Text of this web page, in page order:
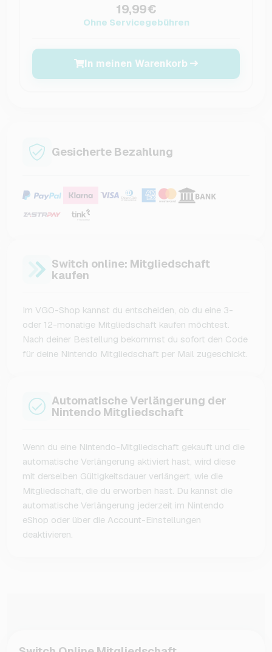
19,99€
Ohne Servicegebühren
In meinen Warenkorb
Gesicherte Bezahlung
Switch online: Mitgliedschaft
kaufen
Im VGO-Shop kannst du entscheiden, ob du eine 3-
oder 12-monatige Mitgliedschaft kaufen möchtest.
Nach deiner Bestellung bekommst du sofort den Code
für deine Nintendo Mitgliedschaft per Mail zugeschickt.
Automatische Verlängerung der
Nintendo Mitgliedschaft
Wenn du eine Nintendo-Mitgliedschaft gekauft und die
automatische Verlängerung aktiviert hast, wird diese
mit derselben Gültigkeitsdauer verlängert, wie die
Mitgliedschaft, die du erworben hast. Du kannst die
automatische Verlängerung jederzeit im Nintendo
eShop oder über die Account-Einstellungen
deaktivieren.